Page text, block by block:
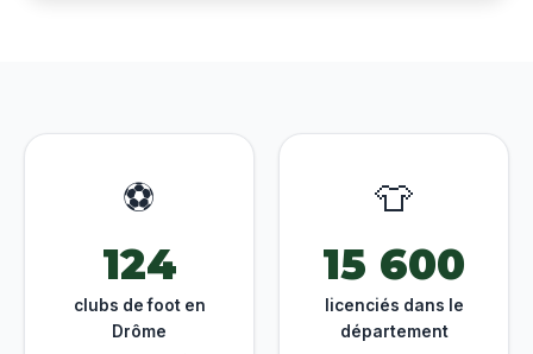
⚽
124
clubs de foot en
Drôme
👕
15 600
licenciés dans le
département